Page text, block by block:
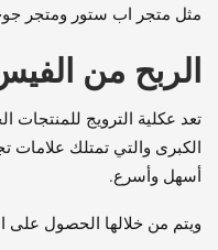
مثل متجر اب ستور ومتجر
الربح من الفيس
تعد عكلية الترويج للمنتجات
الكبرى والتي تمتلك
أسهل وأسرع.
ويتم من خلالها الحصول على